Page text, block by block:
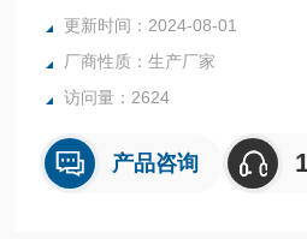
内表面采用镜面抛光，确保卫生洁净
所有反应釜均可接受客户的个性化定
更新时间：2024-08-01
厂商性质：生产厂家
访问量：2624
产品咨询